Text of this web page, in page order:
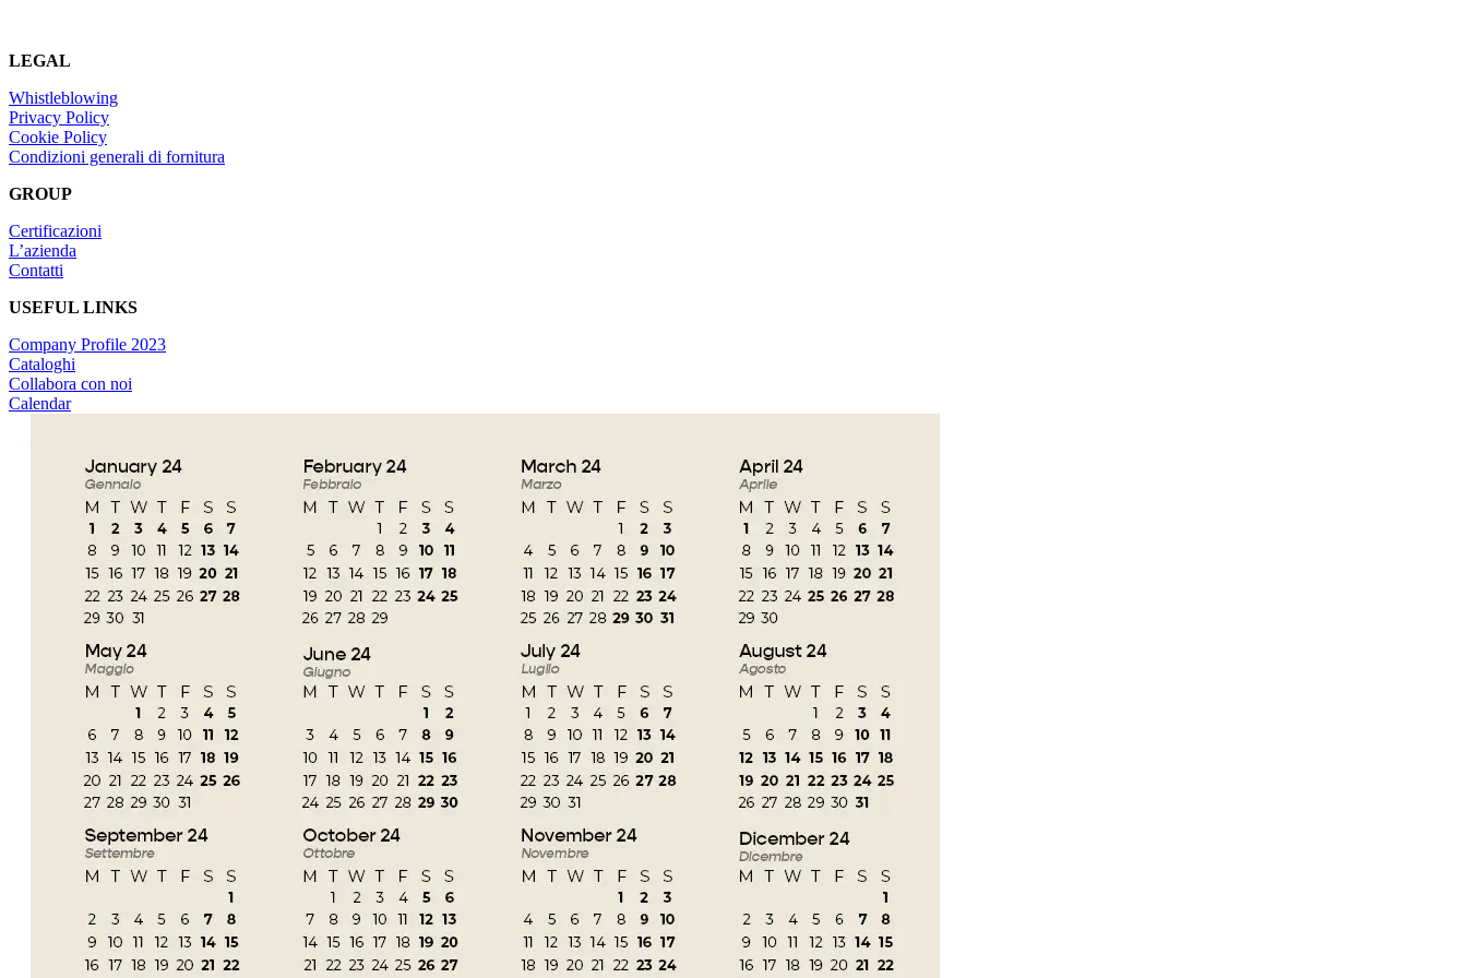
LEGAL
Whistleblowing
Privacy Policy
Cookie Policy
Condizioni generali di fornitura
GROUP
Certificazioni
L’azienda
Contatti
USEFUL LINKS
Company Profile 2023
Cataloghi
Collabora con noi
Calendar